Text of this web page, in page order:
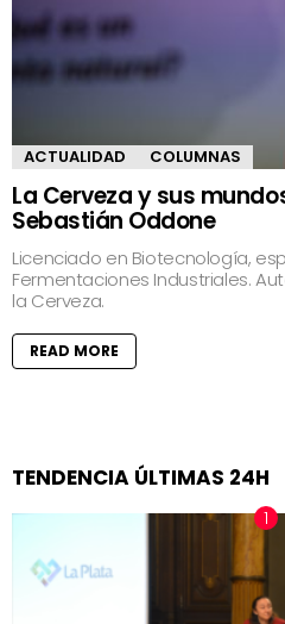
ACTUALIDAD COLUMNAS
La Cerveza y sus
Sebastián Oddone
Licenciado en Biotecnología,
Fermentaciones Industriales.
la Cerveza.
READ MORE
TENDENCIA ÚLTIMAS 24H